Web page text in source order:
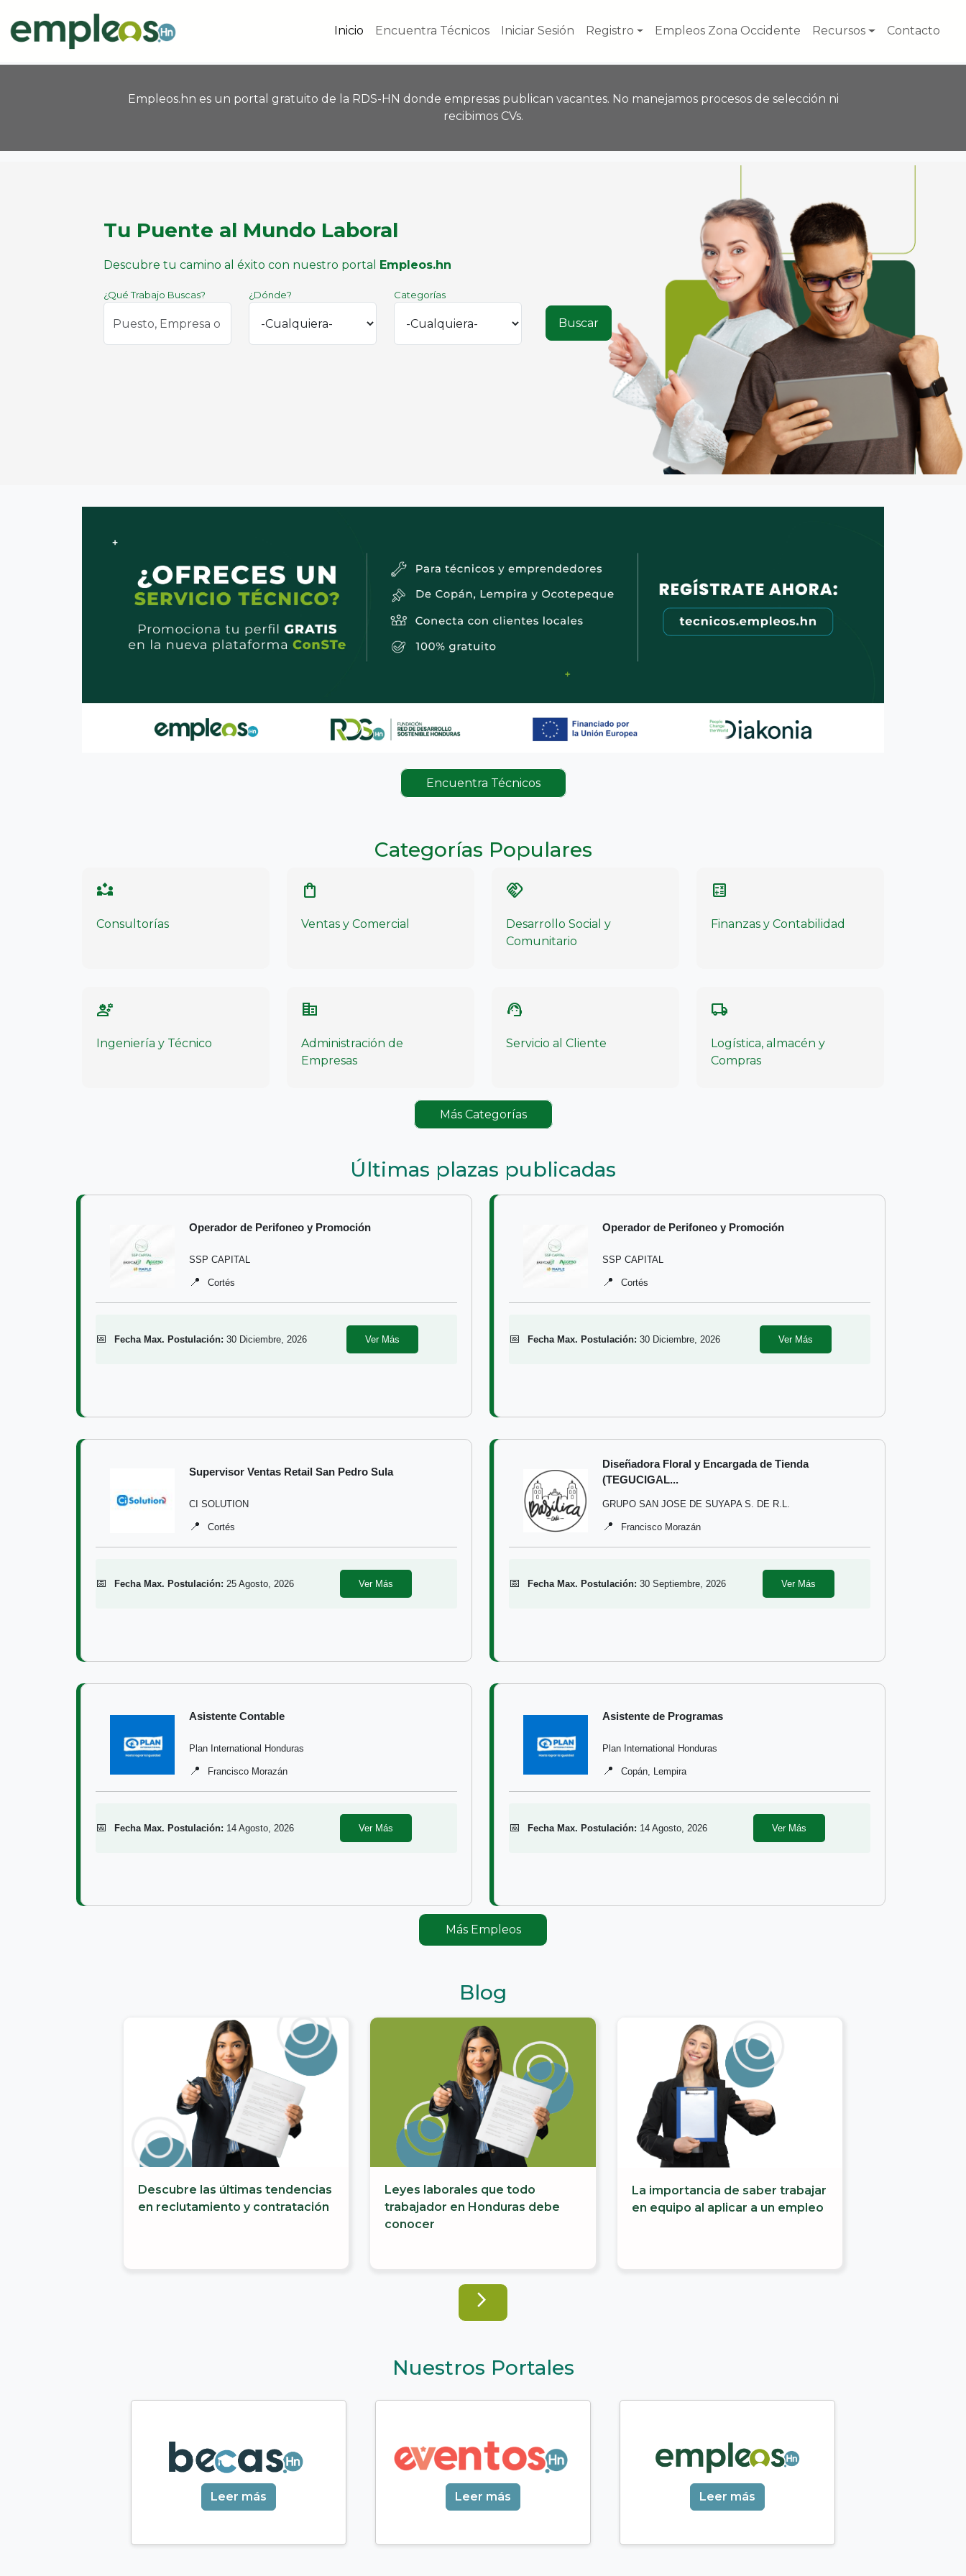
Pasar al contenido principal
Inicio Encuentra Técnicos Iniciar Sesión Registro Empleos Zona Occidente Recursos Contacto
Empleos.hn es un portal gratuito de la RDS-HN donde empresas publican vacantes. No manejamos procesos de selección ni
recibimos CVs.
Tu Puente al Mundo Laboral
Descubre tu camino al éxito con nuestro portal Empleos.hn
¿Qué Trabajo Buscas? ¿Dónde? Categorías
Buscar
Encuentra Técnicos
Categorías Populares
partner_exchange
Consultorías
shopping_bag
Ventas y Comercial
handshake
Desarrollo Social y
Comunitario
calculate
Finanzas y Contabilidad
engineering
Ingeniería y Técnico
corporate_fare
Administración de
Empresas
support_agent
Servicio al Cliente
local_shipping
Logística, almacén y
Compras
Más Categorías
Últimas plazas publicadas
Operador de Perifoneo y Promoción
SSP CAPITAL
📍 Cortés
📅 Fecha Max. Postulación: 30 Diciembre, 2026 Ver Más
Operador de Perifoneo y Promoción
SSP CAPITAL
📍 Cortés
📅 Fecha Max. Postulación: 30 Diciembre, 2026 Ver Más
Supervisor Ventas Retail San Pedro Sula
CI SOLUTION
📍 Cortés
📅 Fecha Max. Postulación: 25 Agosto, 2026 Ver Más
Diseñadora Floral y Encargada de Tienda
(TEGUCIGAL...
GRUPO SAN JOSE DE SUYAPA S. DE R.L.
📍 Francisco Morazán
📅 Fecha Max. Postulación: 30 Septiembre, 2026 Ver Más
Asistente Contable
Plan International Honduras
📍 Francisco Morazán
📅 Fecha Max. Postulación: 14 Agosto, 2026 Ver Más
Asistente de Programas
Plan International Honduras
📍 Copán, Lempira
📅 Fecha Max. Postulación: 14 Agosto, 2026 Ver Más
Más Empleos
Blog
Descubre las últimas tendencias
en reclutamiento y contratación
Leyes laborales que todo
trabajador en Honduras debe
conocer
La importancia de saber trabajar
en equipo al aplicar a un empleo
arrow_forward_ios
Nuestros Portales
Leer más Leer más Leer más